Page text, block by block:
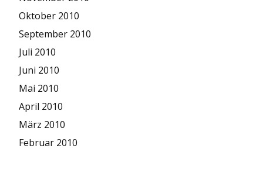
Oktober 2010
September 2010
Juli 2010
Juni 2010
Mai 2010
April 2010
März 2010
Februar 2010